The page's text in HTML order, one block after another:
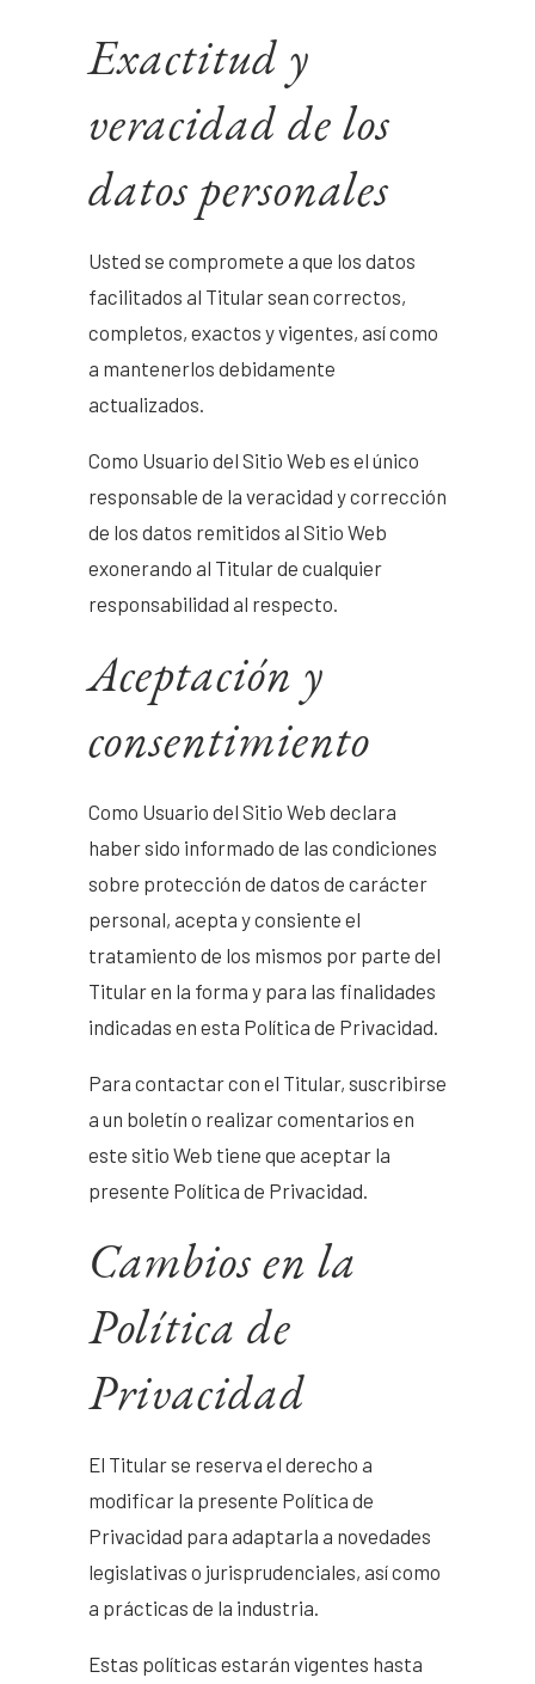
Exactitud y
veracidad de los
datos personales
Usted se compromete a que los datos
facilitados al Titular sean correctos,
completos, exactos y vigentes, así como
a mantenerlos debidamente
actualizados.
Como Usuario del Sitio Web es el único
responsable de la veracidad y corrección
de los datos remitidos al Sitio Web
exonerando al Titular de cualquier
responsabilidad al respecto.
Aceptación y
consentimiento
Como Usuario del Sitio Web declara
haber sido informado de las condiciones
sobre protección de datos de carácter
personal, acepta y consiente el
tratamiento de los mismos por parte del
Titular en la forma y para las finalidades
indicadas en esta Política de Privacidad.
Para contactar con el Titular, suscribirse
a un boletín o realizar comentarios en
este sitio Web tiene que aceptar la
presente Política de Privacidad.
Cambios en la
Política de
Privacidad
El Titular se reserva el derecho a
modificar la presente Política de
Privacidad para adaptarla a novedades
legislativas o jurisprudenciales, así como
a prácticas de la industria.
Estas políticas estarán vigentes hasta